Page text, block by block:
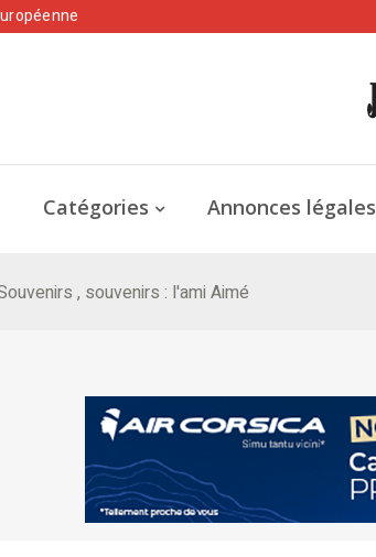
Catégories Annonces légales
, souvenirs : l'ami Aimé